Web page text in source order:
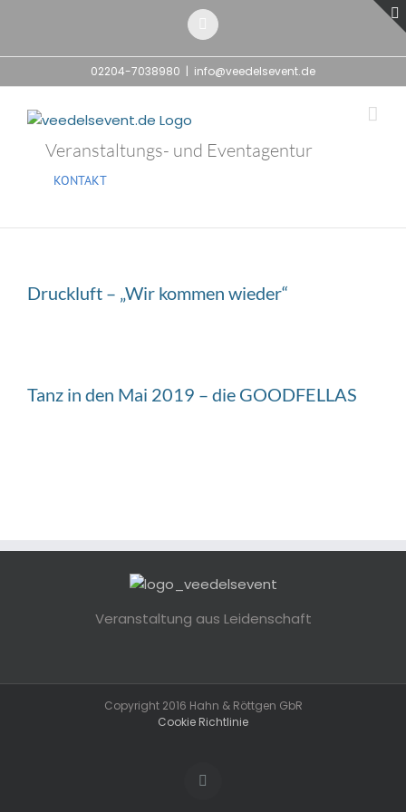
E-
Mail
02204-7038980 | info@veedelsevent.de
Veranstaltungs- und Eventagentur
KONTAKT
Druckluft – „Wir kommen wieder“
Tanz in den Mai 2019 – die GOODFELLAS
Veranstaltung aus Leidenschaft
Copyright 2016 Hahn & Röttgen GbR
Cookie Richtlinie
E-